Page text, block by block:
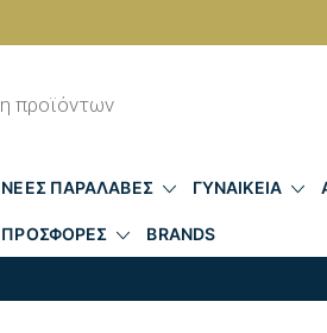
ΝΕΕΣ ΠΑΡΑΛΑΒΕΣ ΓΥΝΑΙΚΕΙΑ
ΠΡΟΣΦΟΡΕΣ BRANDS